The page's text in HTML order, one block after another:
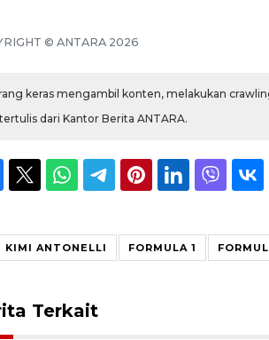
© ANTARA 2026
keras mengambil konten, melakukan
dari Kantor Berita ANTARA.
KIMI ANTONELLI FORMULA 1
Terkait